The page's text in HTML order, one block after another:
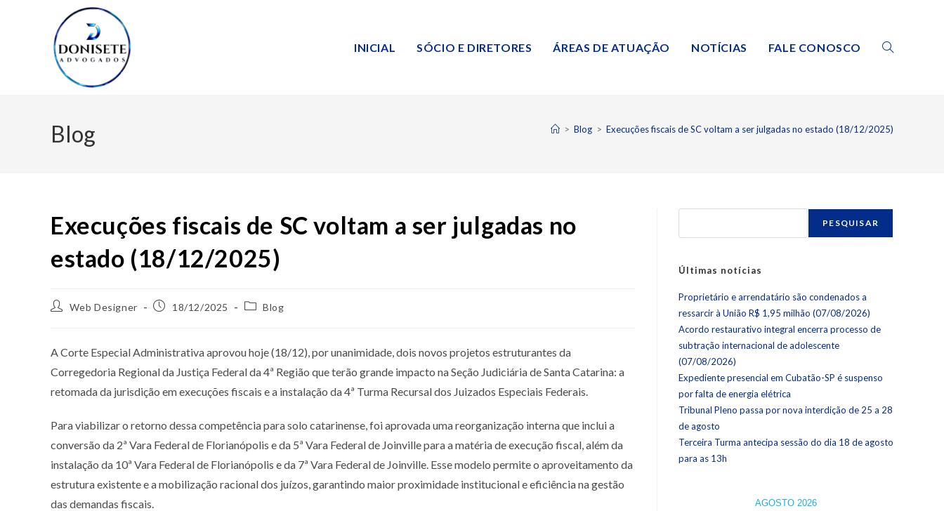
INICIAL SÓCIO E DIRETORES ÁREAS DE ATUAÇÃO NOTÍCIAS FALE CONOSCO
Blog > Blog > Execuções fiscais de SC voltam a ser julgadas no estado (18/12/2025)
Execuções fiscais de SC voltam a ser julgadas no
estado (18/12/2025)
Web Designer 18/12/2025 Blog
A Corte Especial Administrativa aprovou hoje (18/12), por unanimidade, dois novos projetos estruturantes da
Corregedoria Regional da Justiça Federal da 4ª Região que terão grande impacto na Seção Judiciária de Santa Catarina: a
retomada da jurisdição em execuções fiscais e a instalação da 4ª Turma Recursal dos Juizados Especiais Federais.
Para viabilizar o retorno dessa competência para solo catarinense, foi aprovada uma reorganização interna que inclui a
conversão da 2ª Vara Federal de Florianópolis e da 5ª Vara Federal de Joinville para a matéria de execução fiscal, além da
instalação da 10ª Vara Federal de Florianópolis e da 7ª Vara Federal de Joinville. Esse modelo permite o aproveitamento da
estrutura existente e a mobilização racional dos juízos, garantindo maior proximidade institucional e eficiência na gestão
das demandas fiscais.
PESQUISAR
Últimas notícias
Proprietário e arrendatário são condenados a
ressarcir à União R$ 1,95 milhão (07/08/2026)
Acordo restaurativo integral encerra processo de
subtração internacional de adolescente
(07/08/2026)
Expediente presencial em Cubatão-SP é suspenso
por falta de energia elétrica
Tribunal Pleno passa por nova interdição de 25 a 28
de agosto
Terceira Turma antecipa sessão do dia 18 de agosto
para as 13h
AGOSTO 2026